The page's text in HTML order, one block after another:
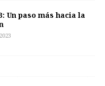
Un paso más hacia la